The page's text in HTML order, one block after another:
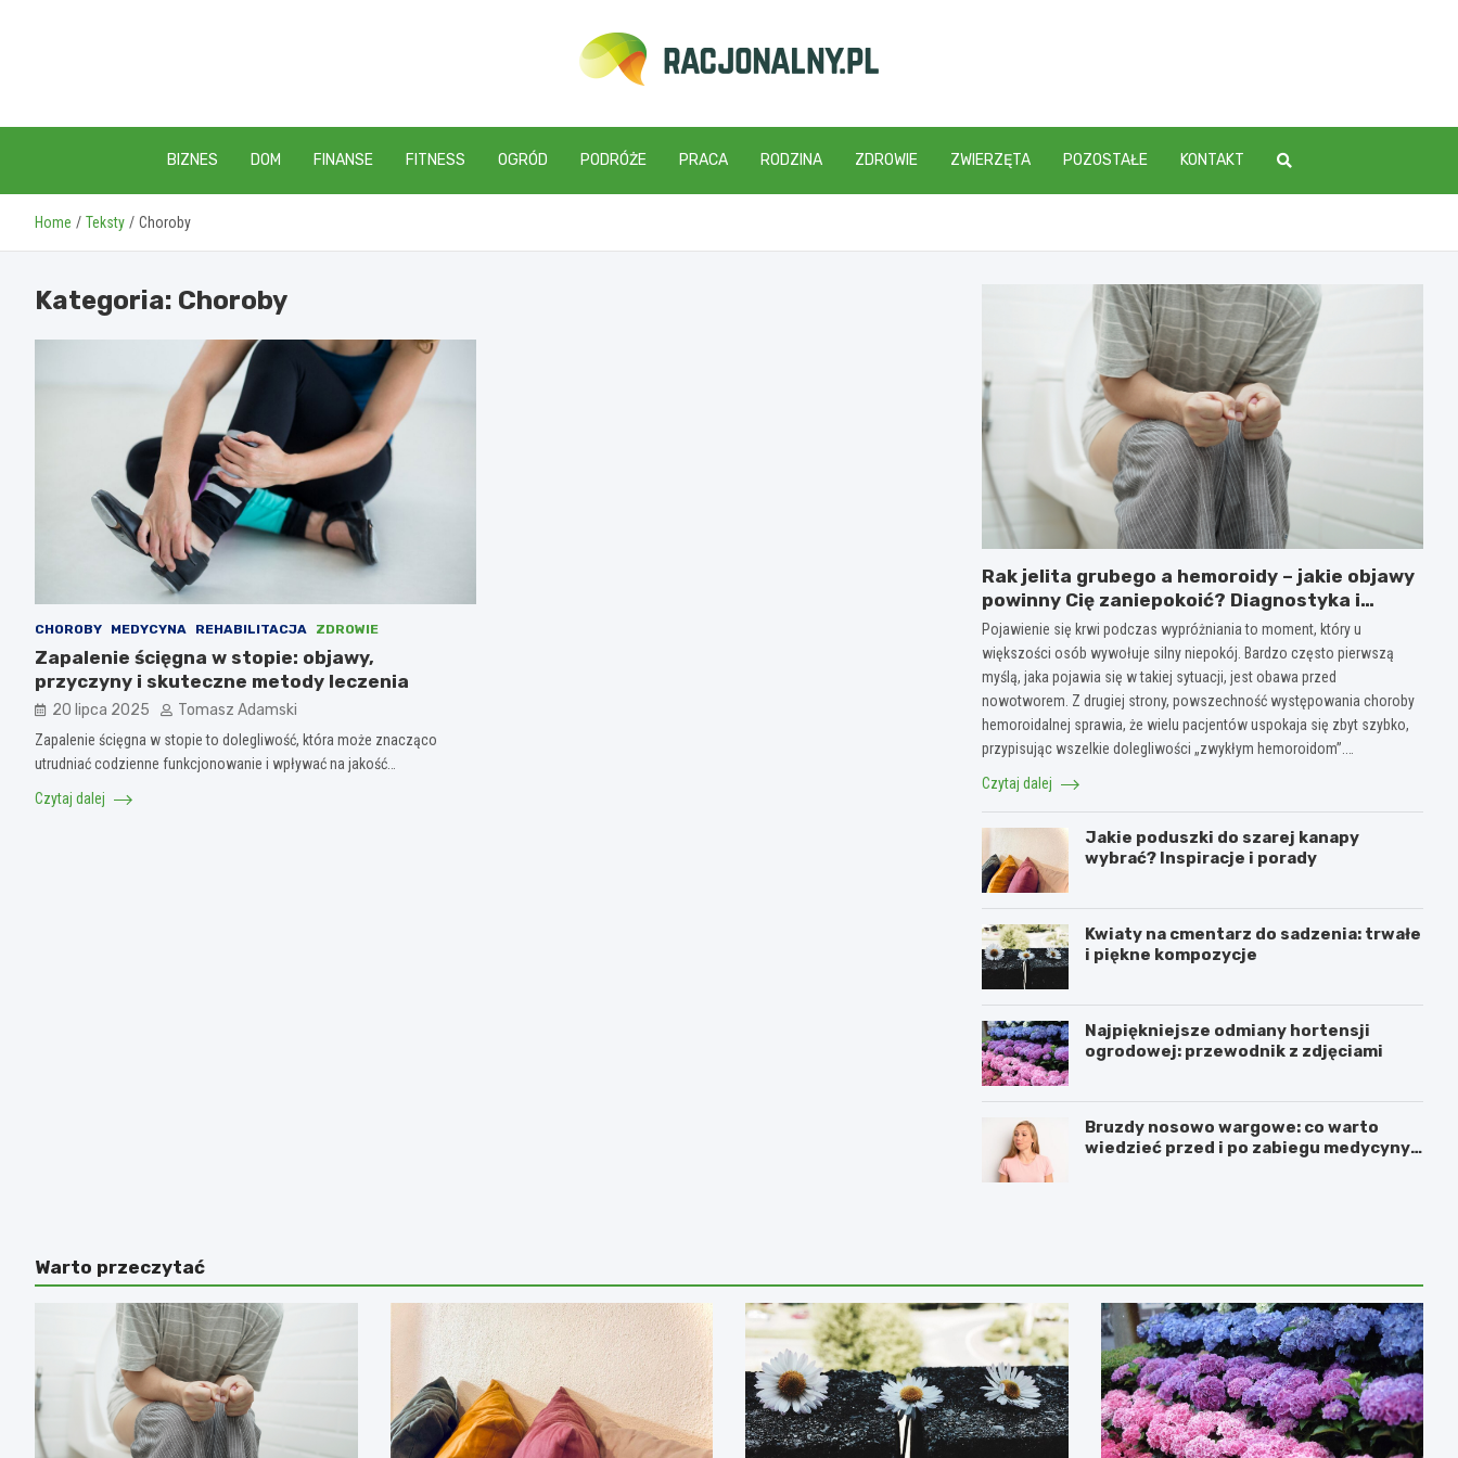
racjonalny.pl
BIZNES DOM FINANSE FITNESS OGRÓD PODRÓŻE PRACA RODZINA ZDROWIE ZWIERZĘTA POZOSTAŁE KONTAKT
Home Teksty Choroby
Kategoria: Choroby
CHOROBY MEDYCYNA REHABILITACJA ZDROWIE
Zapalenie ścięgna w stopie: objawy,
przyczyny i skuteczne metody leczenia
20 lipca 2025 Tomasz Adamski
Zapalenie ścięgna w stopie to dolegliwość, która może znacząco
utrudniać codzienne funkcjonowanie i wpływać na jakość…
Czytaj dalej
Rak jelita grubego a hemoroidy – jakie objawy
powinny Cię zaniepokoić? Diagnostyka i
różnice
Pojawienie się krwi podczas wypróżniania to moment, który u
większości osób wywołuje silny niepokój. Bardzo często pierwszą
myślą, jaka pojawia się w takiej sytuacji, jest obawa przed
nowotworem. Z drugiej strony, powszechność występowania choroby
hemoroidalnej sprawia, że wielu pacjentów uspokaja się zbyt szybko,
przypisując wszelkie dolegliwości „zwykłym hemoroidom”.…
Czytaj dalej
Jakie poduszki do szarej kanapy
wybrać? Inspiracje i porady
Kwiaty na cmentarz do sadzenia: trwałe
i piękne kompozycje
Najpiękniejsze odmiany hortensji
ogrodowej: przewodnik z zdjęciami
Bruzdy nosowo wargowe: co warto
wiedzieć przed i po zabiegu medycyny
Warto przeczytać